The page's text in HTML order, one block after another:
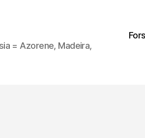
= Azorene, Madeira,